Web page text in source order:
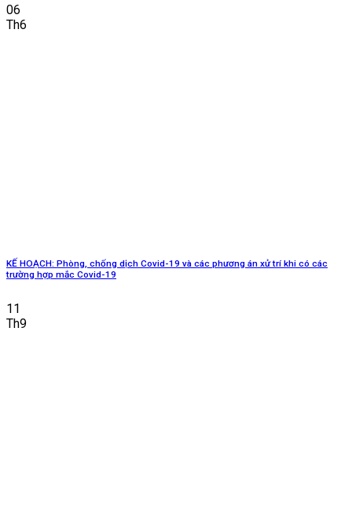
06
Th6
KẾ HOẠCH: Phòng, chống dịch Covid-19 và các phương án xử trí khi có các
trường hợp mắc Covid-19
11
Th9